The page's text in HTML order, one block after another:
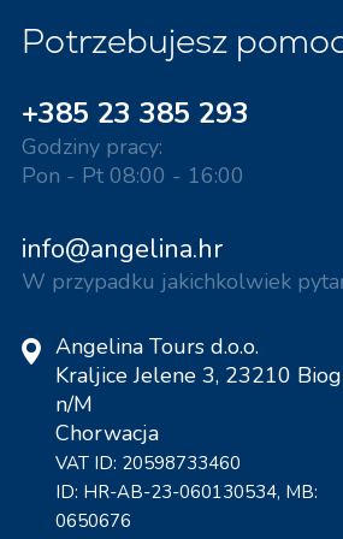
Potrzebujesz
+385 23 385 293
Godziny pracy:
Pon - Pt 08:00 - 16:00
info@angelina.hr
W przypadku jakichkolwiek
Angelina Tours d.o.o.
Kraljice Jelene 3, 23210
n/M
Chorwacja
VAT ID: 20598733460
ID: HR-AB-23-060130534, MB:
0650676